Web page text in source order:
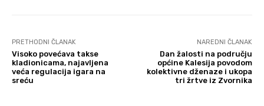
PRETHODNI ČLANAK
Visoko povećava takse
kladionicama, najavljena
veća regulacija igara na
sreću
NAREDNI ČLANAK
Dan žalosti na području
općine Kalesija povodom
kolektivne dženaze i ukopa
tri žrtve iz Zvornika